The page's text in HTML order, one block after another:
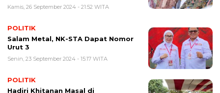
Kamis, 26 September 2024 - 21:52 WITA
POLITIK
Salam Metal, NK-STA Dapat Nomor
Urut 3
Senin, 23 September 2024 - 15:17 WITA
POLITIK
Hadiri Khitanan Masal di